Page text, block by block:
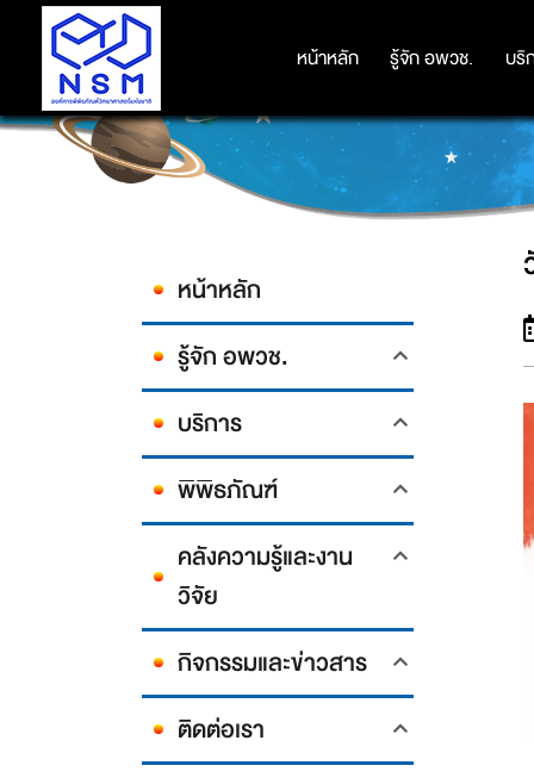
หน้าหลัก รู้จัก อพวช. บริ
หน้าหลัก รู้จัก อพวช. บริ
หน้าหลัก
รู้จัก อพวช.
บริการ
พิพิธภัณฑ์
คลังความรู้และงาน
วิจัย
กิจกรรมและข่าวสาร
ติดต่อเรา